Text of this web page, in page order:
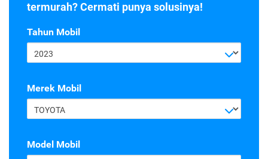
termurah? Cermati punya solusinya!
Tahun Mobil
2023
Merek Mobil
TOYOTA
Model Mobil